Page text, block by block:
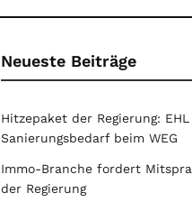
Neueste Beiträge
Hitzepaket der Regierung:
Sanierungsbedarf beim WEG
Immo-Branche fordert
der Regierung